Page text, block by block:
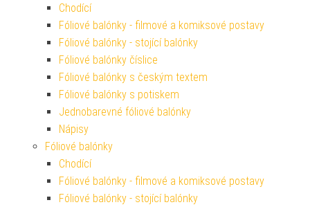
Chodící
Fóliové balónky - filmové a komiksové postavy
Fóliové balónky - stojící balónky
Fóliové balónky číslice
Fóliové balónky s českým textem
Fóliové balónky s potiskem
Jednobarevné fóliové balónky
Nápisy
Fóliové balónky
Chodící
Fóliové balónky - filmové a komiksové postavy
Fóliové balónky - stojící balónky